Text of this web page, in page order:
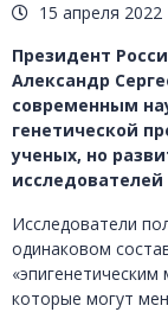
15 апреля 2022
Президент
Александр
современным
генетической
ученых, но
Исследователи
одинаковом
которые могут